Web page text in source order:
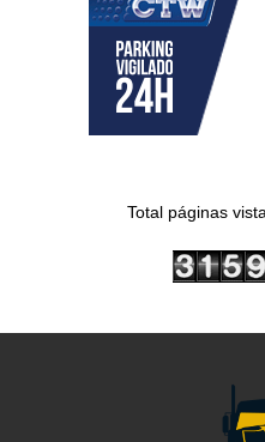
Total páginas